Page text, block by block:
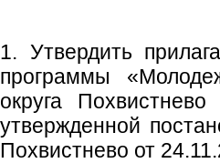
1. Утвердить
программы
округа
утвержденной
Похвистнево от